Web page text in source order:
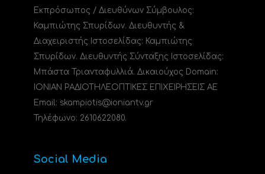
Εκπρόσωπος / Διευθύνων Σύμβουλος:
Καμπιώτης Σπυρίδων. Διευθυντής &
Διαχειριστής Ιστοσελίδας: Καμπιώτης
Σπυρίδων. Διευθυντής Σύνταξης Ιστοσελίδας:
Μπάστα Τριανταφυλλιά. Δικαιούχος Domain:
ΙΟΝΙΑΝ ΡΑΔΙΟΤΗΛΕΟΠΤΙΚΕΣ ΕΠΙΧΕΙΡΗΣΕΙΣ ΑΕ
Email: skampiotis@ioniantv.gr
Τηλέφωνο: 2610622080.
Social Media